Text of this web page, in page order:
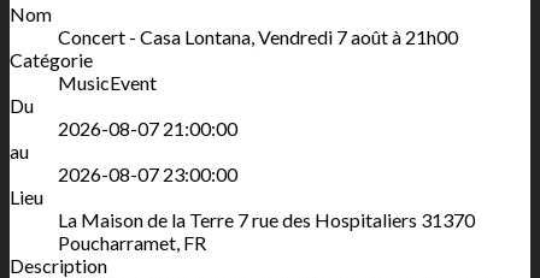
Nom
Concert - Casa Lontana, Vendredi 7 août à 21h00
Catégorie
MusicEvent
Du
2026-08-07 21:00:00
au
2026-08-07 23:00:00
Lieu
La Maison de la Terre 7 rue des Hospitaliers 31370
Poucharramet, FR
Description